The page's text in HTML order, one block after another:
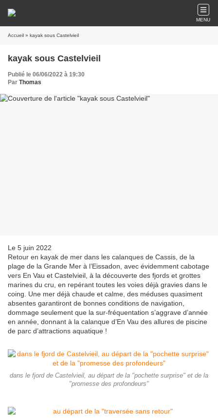
MENU
Accueil » kayak sous Castelvieil
kayak sous Castelvieil
Publié le 06/06/2022 à 19:30
Par Thomas
Le 5 juin 2022
Retour en kayak de mer dans les calanques de Cassis, de la
plage de la Grande Mer à l’Eissadon, avec évidemment cabotage
vers En Vau et Castelvieil, à la découverte des fjords et grottes
marines du cru, en repérant toutes les voies déjà gravies dans le
coing. Une mer déjà chaude et calme, des méduses quasiment
absentes garantiront de bonnes conditions de navigation,
dommage seulement que la sur-fréquentation s’aggrave d’année
en année, donnant à la calanque d’En Vau des allures de piscine
de parc d’attractions aquatique !
dans le fjord de Castelvieil, au départ de la "pochette surprise" et de la
"promesse des profondeurs"